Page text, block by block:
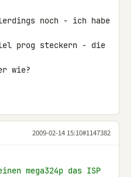
noch - ich habe
prog steckern - die
wie?
2009-02-14 15:10#1147382
mega324p das ISP